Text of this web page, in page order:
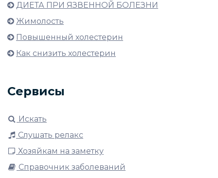
ДИЕТА ПРИ ЯЗВЕННОЙ БОЛЕЗНИ
Жимолость
Повышенный холестерин
Как снизить холестерин
Сервисы
Искать
Слушать релакс
Хозяйкам на заметку
Справочник заболеваний